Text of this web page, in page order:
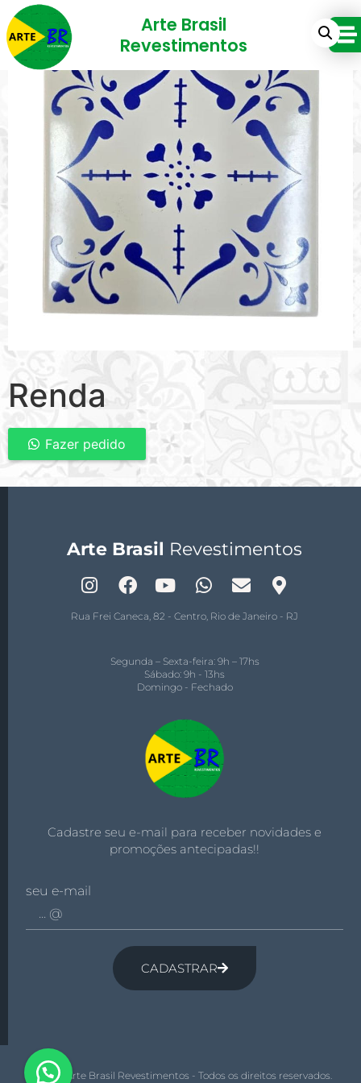
Arte Brasil
Revestimentos
Renda
Fazer pedido
Arte Brasil Revestimentos
Rua Frei Caneca, 82 - Centro, Rio de Janeiro - RJ
Segunda – Sexta-feira: 9h – 17hs
Sábado: 9h - 13hs
Domingo - Fechado
Cadastre seu e-mail para receber novidades e
promoções antecipadas!!
seu e-mail
CADASTRAR
© 2026 Arte Brasil Revestimentos - Todos os direitos reservados.